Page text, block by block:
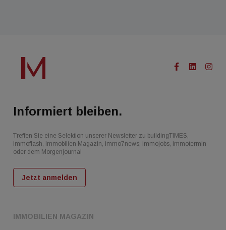
IMMOBILIEN MAGAZIN
Informiert bleiben.
Treffen Sie eine Selektion unserer Newsletter zu buildingTIMES,
immoflash, Immobilien Magazin, immo7news, immojobs, immotermin
oder dem Morgenjournal
Jetzt anmelden